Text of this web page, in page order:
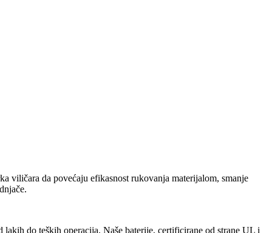
viličara da povećaju efikasnost rukovanja materijalom, smanje
do teških operacija. Naše baterije, certificirane od strane UL i